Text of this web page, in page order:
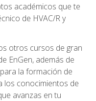
académicos que te
de HVAC/R y
otros cursos de gran
EnGen, además de
la formación de
los conocimientos de
avanzas en tu